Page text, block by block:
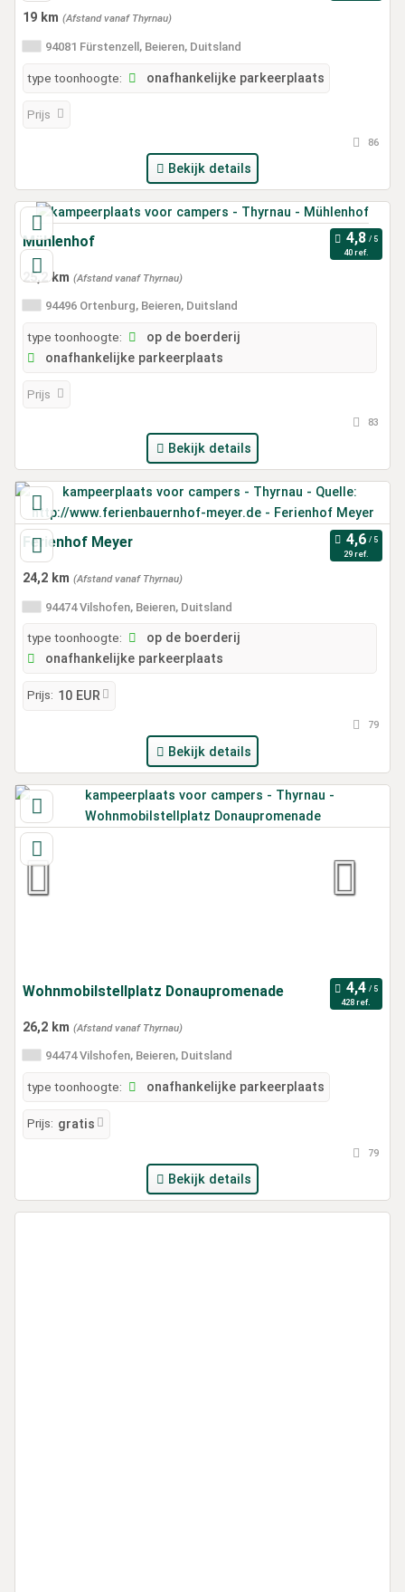
19 km (Afstand vanaf Thyrnau)
94081 Fürstenzell, Beieren, Duitsland
type toonhoogte: onafhankelijke parkeerplaats
Prijs
86
Bekijk details
Mühlenhof
40 ref.
25,2 km (Afstand vanaf Thyrnau)
94496 Ortenburg, Beieren, Duitsland
type toonhoogte:
op de boerderij
onafhankelijke parkeerplaats
Prijs
83
Bekijk details
Ferienhof Meyer
29 ref.
24,2 km (Afstand vanaf Thyrnau)
94474 Vilshofen, Beieren, Duitsland
type toonhoogte:
op de boerderij
onafhankelijke parkeerplaats
Prijs: 10 EUR
79
Bekijk details
Wohnmobilstellplatz Donaupromenade
428 ref.
26,2 km (Afstand vanaf Thyrnau)
94474 Vilshofen, Beieren, Duitsland
type toonhoogte: onafhankelijke parkeerplaats
Prijs: gratis
79
Bekijk details